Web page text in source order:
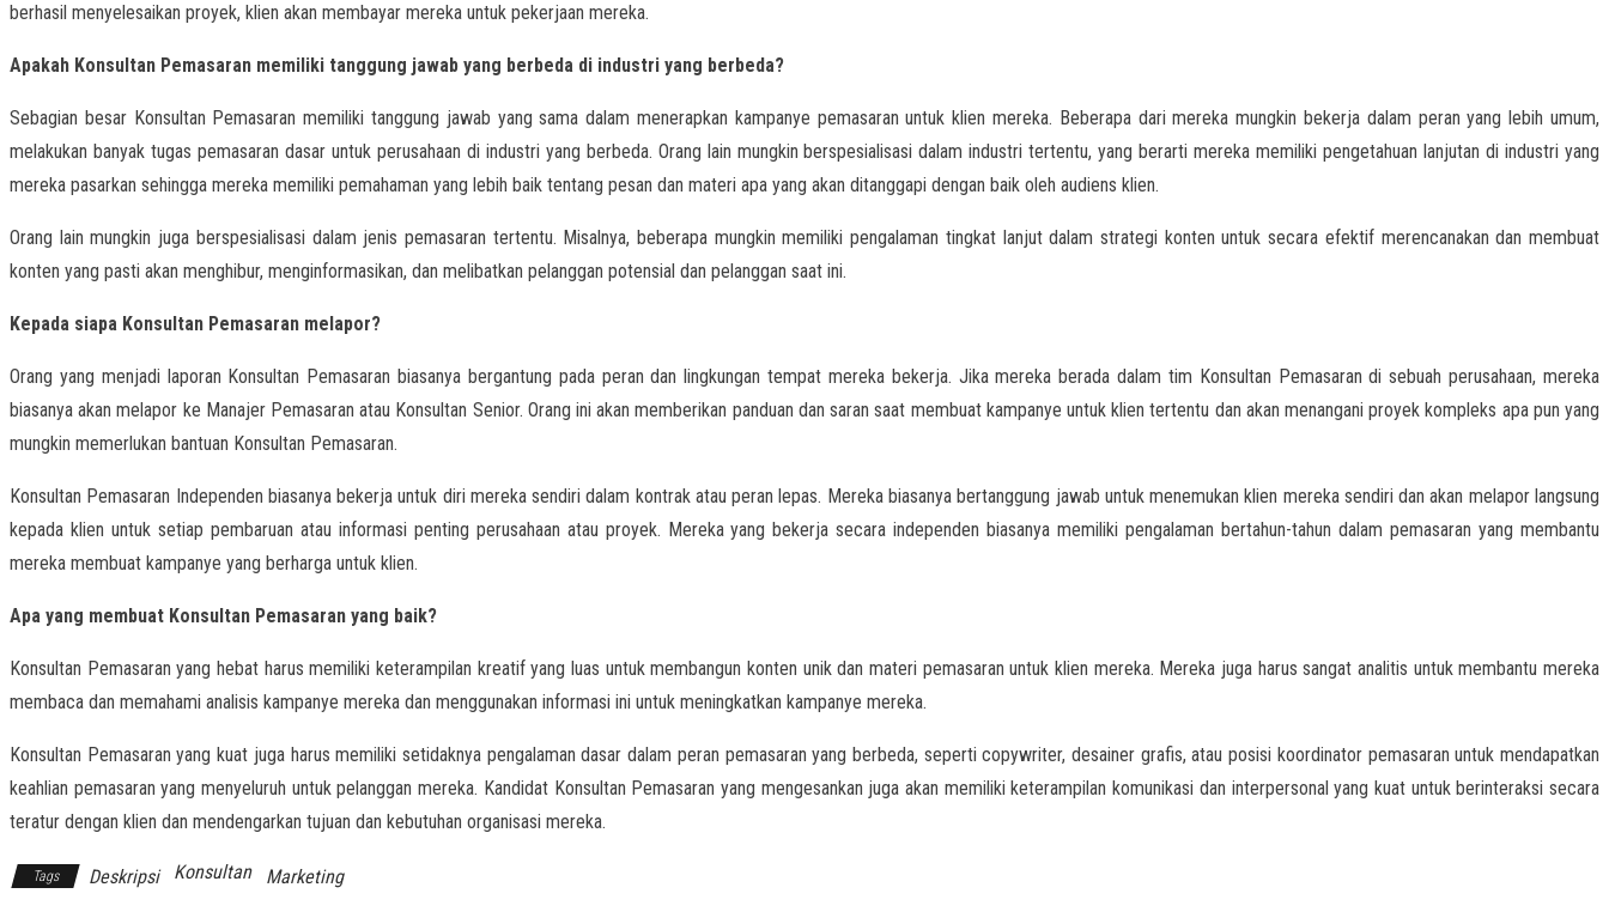
berhasil menyelesaikan proyek, klien akan membayar mereka untuk pekerjaan mereka.
Apakah Konsultan Pemasaran memiliki tanggung jawab yang berbeda di industri yang berbeda?
Sebagian besar Konsultan Pemasaran memiliki tanggung jawab yang sama dalam menerapkan kampanye pemasaran untuk klien mereka. Beberapa dari mereka mungkin bekerja dalam peran yang lebih umum,
melakukan banyak tugas pemasaran dasar untuk perusahaan di industri yang berbeda. Orang lain mungkin berspesialisasi dalam industri tertentu, yang berarti mereka memiliki pengetahuan lanjutan di industri yang
mereka pasarkan sehingga mereka memiliki pemahaman yang lebih baik tentang pesan dan materi apa yang akan ditanggapi dengan baik oleh audiens klien.
Orang lain mungkin juga berspesialisasi dalam jenis pemasaran tertentu. Misalnya, beberapa mungkin memiliki pengalaman tingkat lanjut dalam strategi konten untuk secara efektif merencanakan dan membuat
konten yang pasti akan menghibur, menginformasikan, dan melibatkan pelanggan potensial dan pelanggan saat ini.
Kepada siapa Konsultan Pemasaran melapor?
Orang yang menjadi laporan Konsultan Pemasaran biasanya bergantung pada peran dan lingkungan tempat mereka bekerja. Jika mereka berada dalam tim Konsultan Pemasaran di sebuah perusahaan, mereka
biasanya akan melapor ke Manajer Pemasaran atau Konsultan Senior. Orang ini akan memberikan panduan dan saran saat membuat kampanye untuk klien tertentu dan akan menangani proyek kompleks apa pun yang
mungkin memerlukan bantuan Konsultan Pemasaran.
Konsultan Pemasaran Independen biasanya bekerja untuk diri mereka sendiri dalam kontrak atau peran lepas. Mereka biasanya bertanggung jawab untuk menemukan klien mereka sendiri dan akan melapor langsung
kepada klien untuk setiap pembaruan atau informasi penting perusahaan atau proyek. Mereka yang bekerja secara independen biasanya memiliki pengalaman bertahun-tahun dalam pemasaran yang membantu
mereka membuat kampanye yang berharga untuk klien.
Apa yang membuat Konsultan Pemasaran yang baik?
Konsultan Pemasaran yang hebat harus memiliki keterampilan kreatif yang luas untuk membangun konten unik dan materi pemasaran untuk klien mereka. Mereka juga harus sangat analitis untuk membantu mereka
membaca dan memahami analisis kampanye mereka dan menggunakan informasi ini untuk meningkatkan kampanye mereka.
Konsultan Pemasaran yang kuat juga harus memiliki setidaknya pengalaman dasar dalam peran pemasaran yang berbeda, seperti copywriter, desainer grafis, atau posisi koordinator pemasaran untuk mendapatkan
keahlian pemasaran yang menyeluruh untuk pelanggan mereka. Kandidat Konsultan Pemasaran yang mengesankan juga akan memiliki keterampilan komunikasi dan interpersonal yang kuat untuk berinteraksi secara
teratur dengan klien dan mendengarkan tujuan dan kebutuhan organisasi mereka.
Tags Deskripsi Konsultan Marketing